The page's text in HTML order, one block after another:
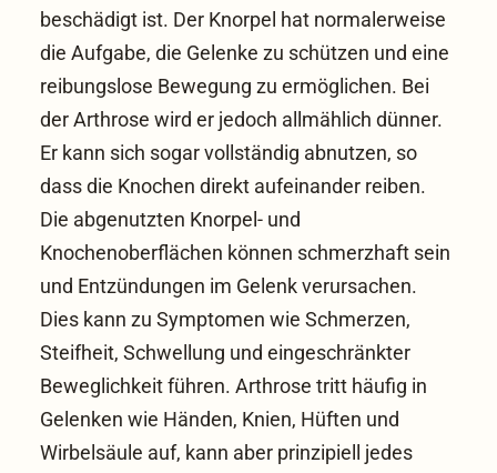
beschädigt ist. Der Knorpel hat normalerweise
die Aufgabe, die Gelenke zu schützen und eine
reibungslose Bewegung zu ermöglichen. Bei
der Arthrose wird er jedoch allmählich dünner.
Er kann sich sogar vollständig abnutzen, so
dass die Knochen direkt aufeinander reiben.
Die abgenutzten Knorpel- und
Knochenoberflächen können schmerzhaft sein
und Entzündungen im Gelenk verursachen.
Dies kann zu Symptomen wie Schmerzen,
Steifheit, Schwellung und eingeschränkter
Beweglichkeit führen. Arthrose tritt häufig in
Gelenken wie Händen, Knien, Hüften und
Wirbelsäule auf, kann aber prinzipiell jedes